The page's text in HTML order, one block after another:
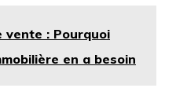
: Pourquoi
en a besoin